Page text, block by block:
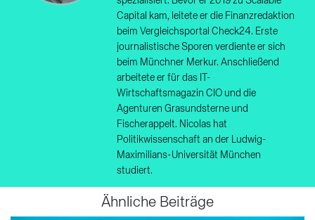
Capital kam, leitete er die Finanzredaktion
beim Vergleichsportal Check24. Erste
journalistische Sporen verdiente er sich
beim Münchner Merkur. Anschließend
arbeitete er für das IT-
Wirtschaftsmagazin CIO und die
Agenturen Grasundsterne und
Fischerappelt. Nicolas hat
Politikwissenschaft an der Ludwig-
Maximilians-Universität München
studiert.
Ähnliche Beiträge